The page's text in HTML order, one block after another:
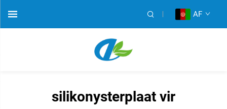
AF
silikonysterplaat vir